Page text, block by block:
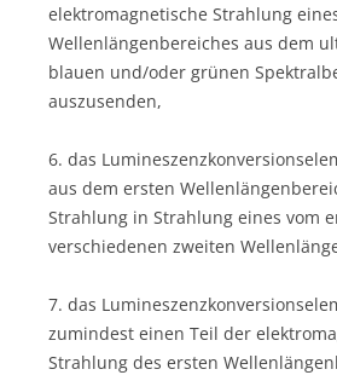
elektromagnetische Strahlung
Wellenlängenbereiches aus dem
blauen und/oder grünen
auszusenden,
6. das
aus dem ersten
Strahlung in Strahlung eines vom
verschiedenen zweiten
7. das
zumindest einen Teil der
Strahlung des ersten